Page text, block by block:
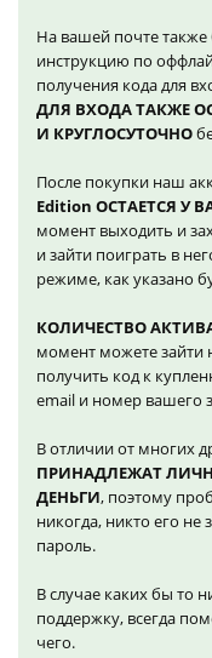
На вашей почте также
инструкцию по
получения кода для
ДЛЯ ВХОДА ТАКЖЕ
И КРУГЛОСУТОЧНО
После покупки наш
Edition ОСТАЕТСЯ У
момент выходить и
и зайти поиграть в
режиме, как указано
КОЛИЧЕСТВО
момент можете зайти
получить код к
email и номер вашего
В отличии от многих
ПРИНАДЛЕЖАТ
ДЕНЬГИ, поэтому
никогда, никто его не
пароль.
В случае каких бы то
поддержку, всегда
чего.